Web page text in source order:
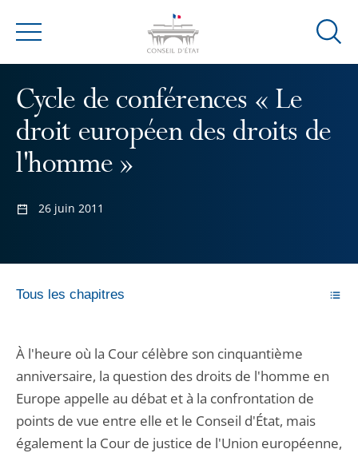
Menu
Ouvrir
Cycle de conférences « Le
droit européen des droits de
l'homme »
26 juin 2011
Tous les chapitres
À l'heure où la Cour célèbre son cinquantième
anniversaire, la question des droits de l'homme en
Europe appelle au débat et à la confrontation de
points de vue entre elle et le Conseil d'État, mais
également la Cour de justice de l'Union européenne,